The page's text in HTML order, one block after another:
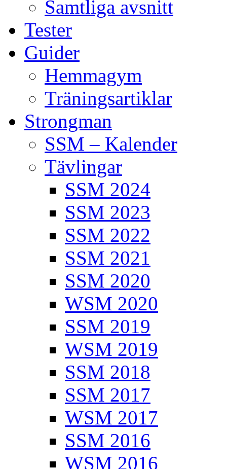
Samtliga avsnitt
Tester
Guider
Hemmagym
Träningsartiklar
Strongman
SSM – Kalender
Tävlingar
SSM 2024
SSM 2023
SSM 2022
SSM 2021
SSM 2020
WSM 2020
SSM 2019
WSM 2019
SSM 2018
SSM 2017
WSM 2017
SSM 2016
WSM 2016